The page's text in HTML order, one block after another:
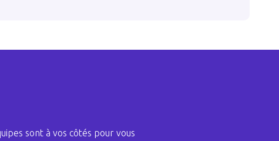
sont à vos côtés pour vous